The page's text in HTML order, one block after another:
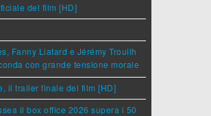
del film [HD]
Fanny Liatard e Jérémy Trouilh
con grande tensione morale
il trailer finale del film [HD]
il box office 2026 supera i 50